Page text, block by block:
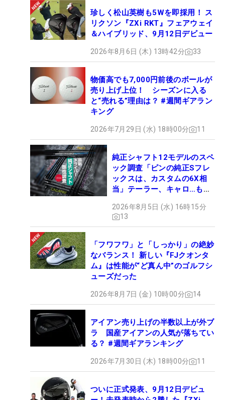
珍しく松山英樹も5Wを即採用！ ス
リクソン『ZXi RKT』フェアウェイ
＆ハイブリッド、9月12日デビュー
2026年8月6日 (木) 13時42分 33
物価高でも7,000円前後のボールが
売り上げ上位！ シーズンに入る
と“売れる”理由は？ #週間ギアラン
キング
2026年7月29日 (水) 18時00分 11
純正シャフト12モデルのスペ
ック調査「ピンの純正Sフレ
ックスは、カスタムの6X相
当」テーラー、キャロ…もチ
2026年8月5日 (水) 16時15分
13
「フワフワ」と「しっかり」の絶妙
なバランス！ 新しい『FJクオンタ
ム』は性能が“ど真ん中”のゴルフシ
ューズだった
2026年8月7日 (金) 10時00分 14
アイアン売り上げの半数以上が外ブ
ラ 国産アイアンの人気が落ちてい
る？ #週間ギアランキング
2026年7月30日 (木) 18時00分 11
ついに正式発表、9月12日デビュ